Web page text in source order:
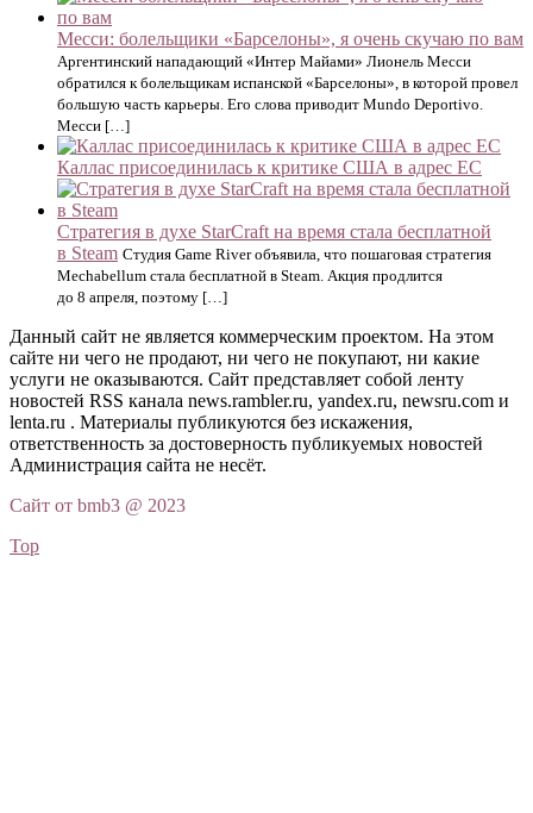
Месси: болельщики «Барселоны», я очень скучаю по вам
Аргентинский нападающий «Интер Майами» Лионель Месси
обратился к болельщикам испанской «Барселоны», в которой провел
большую часть карьеры. Его слова приводит Mundo Deportivo.
Месси […]
Каллас присоединилась к критике США в адрес ЕС
Стратегия в духе StarCraft на время стала бесплатной
в Steam Студия Game River объявила, что пошаговая стратегия
Mechabellum стала бесплатной в Steam. Акция продлится
до 8 апреля, поэтому […]
Данный сайт не является коммерческим проектом. На этом
сайте ни чего не продают, ни чего не покупают, ни какие
услуги не оказываются. Сайт представляет собой ленту
новостей RSS канала news.rambler.ru, yandex.ru, newsru.com и
lenta.ru . Материалы публикуются без искажения,
ответственность за достоверность публикуемых новостей
Администрация сайта не несёт.
Сайт от bmb3 @ 2023
Top